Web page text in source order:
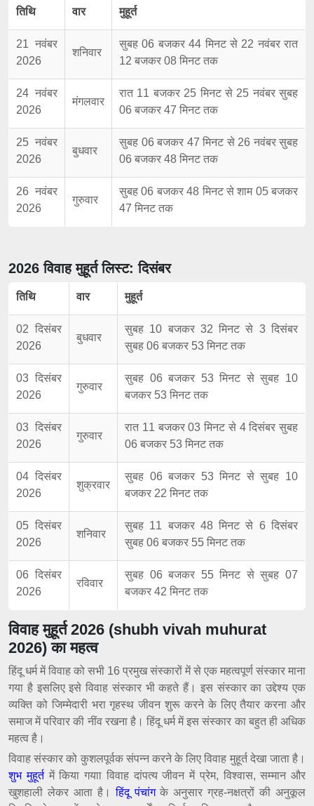
तिथि वार मुहूर्त
21 नवंबर
2026
शनिवार
सुबह 06 बजकर 44 मिनट से 22 नवंबर रात
12 बजकर 08 मिनट तक
24 नवंबर
2026
मंगलवार
रात 11 बजकर 25 मिनट से 25 नवंबर सुबह
06 बजकर 47 मिनट तक
25 नवंबर
2026
बुधवार
सुबह 06 बजकर 47 मिनट से 26 नवंबर सुबह
06 बजकर 48 मिनट तक
26 नवंबर
2026
गुरुवार
सुबह 06 बजकर 48 मिनट से शाम 05 बजकर
47 मिनट तक
2026 विवाह मुहूर्त लिस्ट: दिसंबर
तिथि वार मुहूर्त
02 दिसंबर
2026
बुधवार
सुबह 10 बजकर 32 मिनट से 3 दिसंबर
सुबह 06 बजकर 53 मिनट तक
03 दिसंबर
2026
गुरुवार
सुबह 06 बजकर 53 मिनट से सुबह 10
बजकर 53 मिनट तक
03 दिसंबर
2026
गुरुवार
रात 11 बजकर 03 मिनट से 4 दिसंबर सुबह
06 बजकर 53 मिनट तक
04 दिसंबर
2026
शुक्रवार
सुबह 06 बजकर 53 मिनट से सुबह 10
बजकर 22 मिनट तक
05 दिसंबर
2026
शनिवार
सुबह 11 बजकर 48 मिनट से 6 दिसंबर
सुबह 06 बजकर 55 मिनट तक
06 दिसंबर
2026
रविवार
सुबह 06 बजकर 55 मिनट से सुबह 07
बजकर 42 मिनट तक
विवाह मुहूर्त 2026 (shubh vivah muhurat
2026) का महत्व
हिंदू धर्म में विवाह को सभी 16 प्रमुख संस्कारों में से एक महत्वपूर्ण संस्कार माना
गया है इसलिए इसे विवाह संस्कार भी कहते हैं। इस संस्कार का उद्देश्य एक
व्यक्ति को जिम्मेदारी भरा गृहस्थ जीवन शुरू करने के लिए तैयार करना और
समाज में परिवार की नींव रखना है। हिंदू धर्म में इस संस्कार का बहुत ही अधिक
महत्व है।
विवाह संस्कार को कुशलपूर्वक संपन्न करने के लिए विवाह मुहूर्त देखा जाता है।
शुभ मुहूर्तमें किया गयाा विवाह दांपत्य जीवन में प्रेम, विश्वास, सम्मान और
खुशहाली लेकर आता है।हिंदू पंचांगके अनुसार ग्रह-नक्षत्रों की अनुकूल